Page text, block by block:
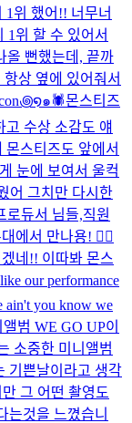
1위 했어!! 너무너
1위 할 수 있어서
올 뻔했는데, 끝까
상 옆에 있어줘서
໑๑🕷️몬스티즈
수상 소감도 얘
스티즈도 앞에서
눈에 보여서 울컥
어 그치만 다시한
로듀서 님들,직원
에서 만나용! ❤️‍🔥
네!! 이따봐 몬스
our performance
ain't you know we
범 WE GO UP이
소중한 미니앨범
기쁜날이라고 생각
그 어떤 촬영도
는것을 느꼈습니